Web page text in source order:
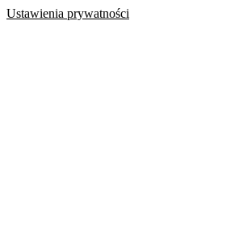
Ustawienia prywatności